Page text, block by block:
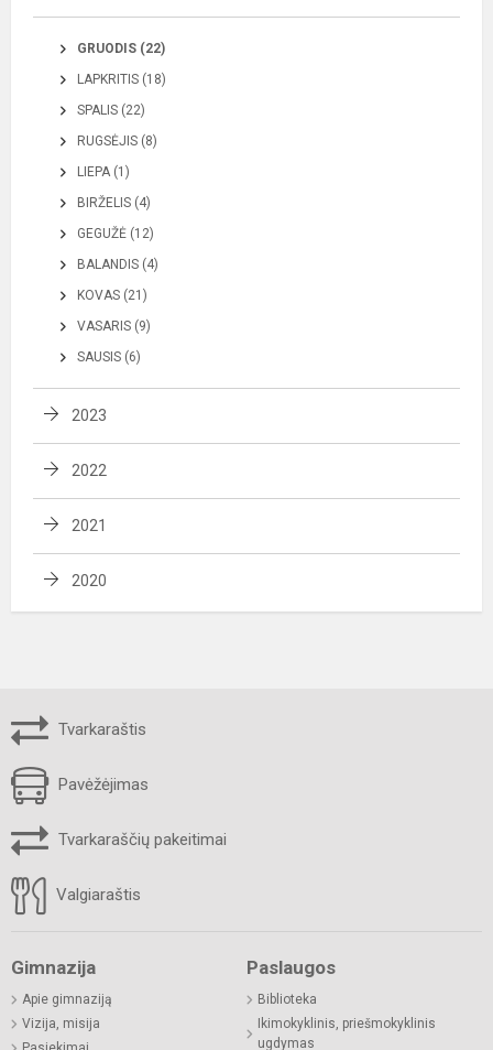
GRUODIS (22)
LAPKRITIS (18)
SPALIS (22)
RUGSĖJIS (8)
LIEPA (1)
BIRŽELIS (4)
GEGUŽĖ (12)
BALANDIS (4)
KOVAS (21)
VASARIS (9)
SAUSIS (6)
2023
2022
2021
2020
Tvarkaraštis
Pavėžėjimas
Tvarkaraščių pakeitimai
Valgiaraštis
Gimnazija
Apie gimnaziją
Vizija, misija
Paslaugos
Biblioteka
Ikimokyklinis, priešmokyklinis
ugdymas